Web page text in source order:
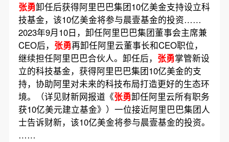
张勇卸任后获得阿里巴巴集团10亿美金支持设立科
技基金，该10亿美金将参与晨壹基金的投资……
2023年9月10日，卸任阿里巴巴集团董事会主席兼
CEO后， 张勇再卸任阿里云董事长和CEO职位，
继续担任阿里巴巴合伙人。卸任后， 张勇掌管新设
立的科技基金，获得阿里巴巴集团10亿美金的支
持，协助阿里对未来的科技布局打造更好的生态环
境。（详见财新网报道《张勇卸任阿里云所有职务
获10亿美元建立基金》）一位接近阿里巴巴集团人
士告诉财新，该10亿美金将参与晨壹基金的投资。
……